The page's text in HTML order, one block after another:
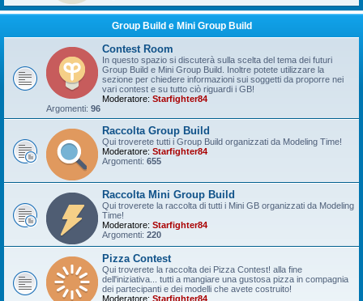
Group Build e Mini Group Build
Contest Room
In questo spazio si discuterà sulla scelta del tema dei futuri
Group Build e Mini Group Build. Inoltre potete utilizzare la
sezione per chiedere informazioni sui soggetti da proporre nei
vari contest e su tutto ciò riguardi i GB!
Moderatore: Starfighter84
Argomenti: 96
Raccolta Group Build
Qui troverete tutti i Group Build organizzati da Modeling Time!
Moderatore: Starfighter84
Argomenti: 655
Raccolta Mini Group Build
Qui troverete la raccolta di tutti i Mini GB organizzati da Modeling
Time!
Moderatore: Starfighter84
Argomenti: 220
Pizza Contest
Qui troverete la raccolta dei Pizza Contest! alla fine
dell'iniziativa... tutti a mangiare una gustosa pizza in compagnia
dei partecipanti e dei modelli che avete costruito!
Moderatore: Starfighter84